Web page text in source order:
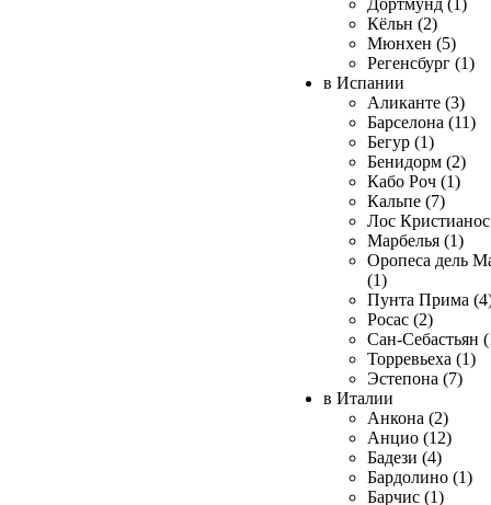
Дортмунд (1)
Кёльн (2)
Мюнхен (5)
Регенсбург (1)
в Испании
Аликанте (3)
Барселона (11)
Бегур (1)
Бенидорм (2)
Кабо Роч (1)
Кальпе (7)
Лос
Марбелья (1)
Оропеса дель
(1)
Пунта Прима
Росас (2)
Сан-Себастьян
Торревьеха (1)
Эстепона (7)
в Италии
Анкона (2)
Анцио (12)
Бадези (4)
Бардолино (1)
Барчис (1)